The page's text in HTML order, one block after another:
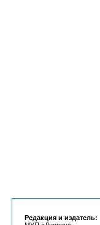
Редакция и издатель: